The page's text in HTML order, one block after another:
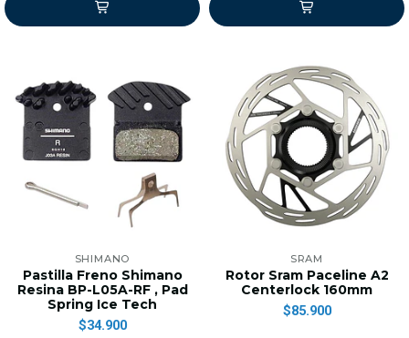
SHIMANO
Pastilla Freno Shimano
Resina BP-L05A-RF , Pad
Spring Ice Tech
$34.900
SRAM
Rotor Sram Paceline A2
Centerlock 160mm
$85.900